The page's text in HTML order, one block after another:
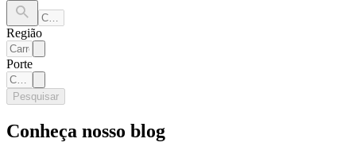
Região
Porte
Pesquisar
Conheça nosso blog